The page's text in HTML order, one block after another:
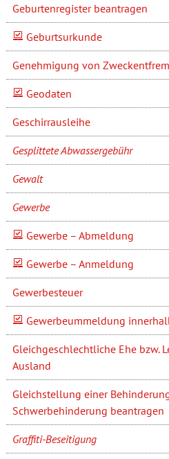
Geburtenregister beantragen
Geburtsurkunde
Genehmigung von
Geodaten
Geschirrausleihe
Gesplittete Abwassergebühr
Gewalt
Gewerbe
Gewerbe – Abmeldung
Gewerbe – Anmeldung
Gewerbesteuer
Gewerbeummeldung
Gleichgeschlechtliche Ehe bzw.
Ausland
Gleichstellung einer
Schwerbehinderung beantragen
Graffiti-Beseitigung